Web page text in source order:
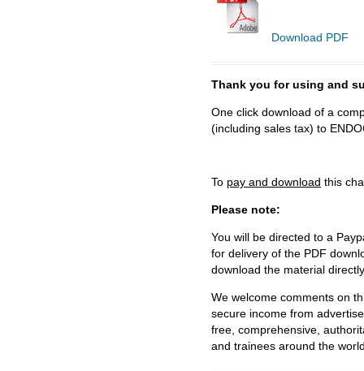
Download PDF
Thank you for using and
One click download of a
(including sales tax) to
To pay and download this
Please note:
You will be directed to a
for delivery of the PDF
download the material
We welcome comments on
secure income from
free, comprehensive,
and trainees around the